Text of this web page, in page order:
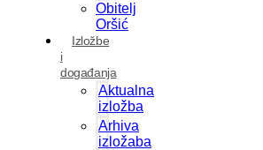
Obitelj
Oršić
Izložbe
i
događanja
Aktualna
izložba
Arhiva
izložaba